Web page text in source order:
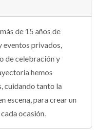
de 15 años de
eventos privados,
de celebración y
hemos
cuidando tanto la
escena, para crear un
ocasión.